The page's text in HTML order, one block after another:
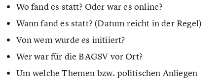
Wo fand es statt? Oder war es online?
Wann fand es statt? (Datum reicht in der Regel)
Von wem wurde es initiiert?
Wer war für die BAGSV vor Ort?
Um welche Themen bzw. politischen Anliegen